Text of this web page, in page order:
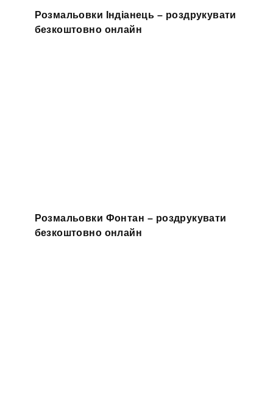
Розмальовки Індіанець – роздрукувати
безкоштовно онлайн
Розмальовки Фонтан – роздрукувати
безкоштовно онлайн